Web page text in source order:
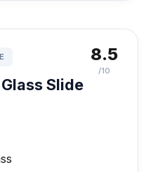
Slide
8.5
/10